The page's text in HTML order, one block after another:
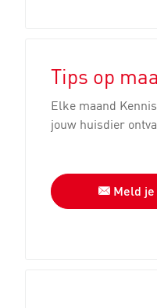
Tips op
Elke maand
jouw huisdier
Meld